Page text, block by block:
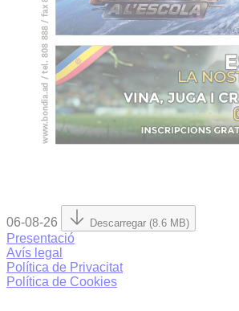
06-08-26 Descarregar (8.6 MB)
Presentació
Avís legal
Política de Privacitat
Política de Cookies